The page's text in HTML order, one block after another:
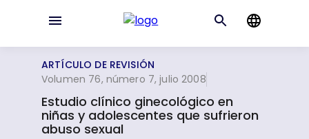
ARTÍCULO DE REVISIÓN
Volumen 76, número 7, julio 2008
Estudio clínico ginecológico en
niñas y adolescentes que sufrieron
abuso sexual